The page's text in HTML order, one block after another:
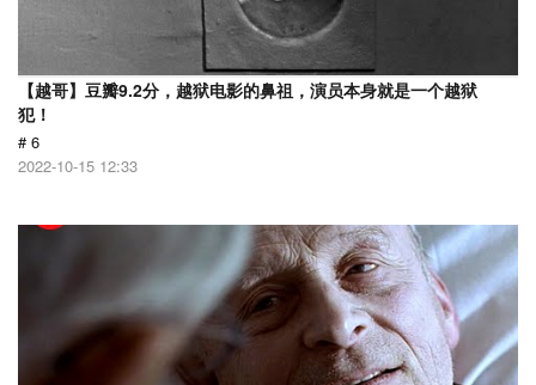
【越哥】豆瓣9.2分，越狱电影的鼻祖，演员本身就是一个越狱
犯！
# 6
2022-10-15 12:33